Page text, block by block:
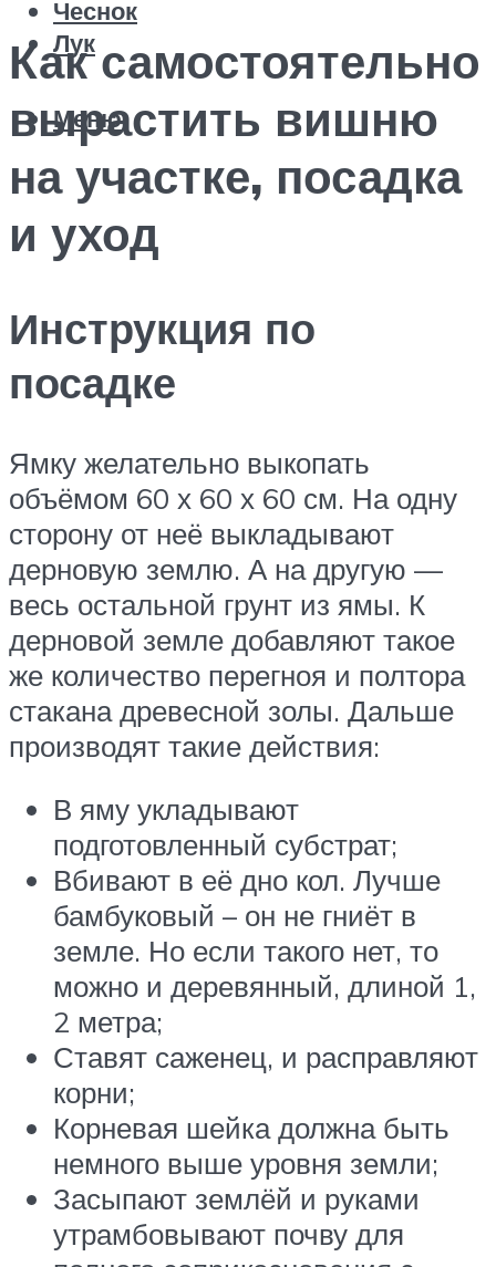
Чеснок
Лук
Меню
Как самостоятельно
вырастить вишню
на участке, посадка
и уход
Инструкция по
посадке
Ямку желательно выкопать
объёмом 60 х 60 х 60 см. На одну
сторону от неё выкладывают
дерновую землю. А на другую —
весь остальной грунт из ямы. К
дерновой земле добавляют такое
же количество перегноя и полтора
стакана древесной золы. Дальше
производят такие действия:
В яму укладывают
подготовленный субстрат;
Вбивают в её дно кол. Лучше
бамбуковый – он не гниёт в
земле. Но если такого нет, то
можно и деревянный, длиной 1,
2 метра;
Ставят саженец, и расправляют
корни;
Корневая шейка должна быть
немного выше уровня земли;
Засыпают землёй и руками
утрамбовывают почву для